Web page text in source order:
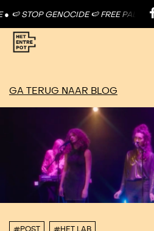
STOP GENOCIDE 🍉 FREE PALESTINE ●
GA TERUG NAAR BLOG
#POST #HET LAB